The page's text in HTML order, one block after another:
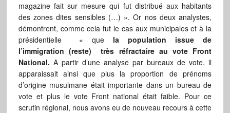
magazine fait sur mesure qui fut distribué aux habitants
des zones dites sensibles (…) ». Or nos deux analystes,
démontrent, comme cela fut le cas aux municipales et à la
présidentielle « quela population issue de
l’immigration (reste) très réfractaire au vote Front
National. A partir d’une analyse par bureaux de vote, il
apparaissait ainsi que plus la proportion de prénoms
d’origine musulmane était importante dans un bureau de
vote et plus le vote Front national était faible. Pour ce
scrutin régional, nous avons eu de nouveau recours à cette